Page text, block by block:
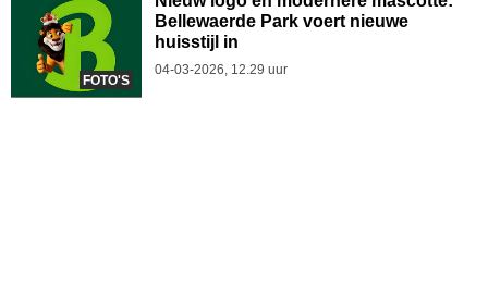
FOTO'S
Bellewaerde Park voert nieuwe
huisstijl in
04-03-2026, 12.29 uur